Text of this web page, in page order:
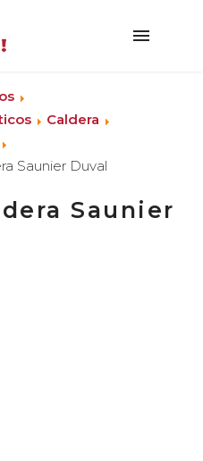
Caldera
Saunier Duval
Saunier